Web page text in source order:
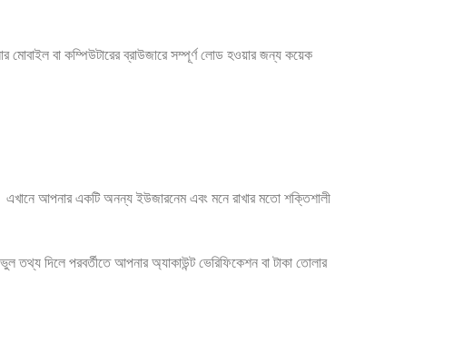
বা কম্পিউটারের ব্রাউজারে সম্পূর্ণ লোড হওয়ার জন্য কয়েক
আপনার একটি অনন্য ইউজারনেম এবং মনে রাখার মতো শক্তিশালী
দিলে পরবর্তীতে আপনার অ্যাকাউন্ট ভেরিফিকেশন বা টাকা তোলার